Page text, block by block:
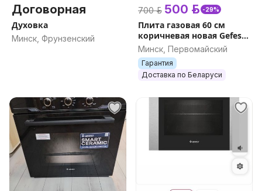
Договорная
Духовка
Минск, Фрунзенский
700 р. 500 р. -29%
Плита газовая 60 см
коричневая новая Gefest
1200 С6 К19 доставка
Минск, Первомайский
Гарантия
Доставка по Беларуси